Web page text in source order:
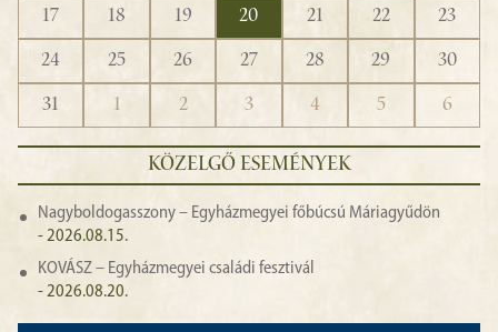
17
18 19 20 21 22
23
24
25 26 27 28 29
30
31
1 2 3 4 5 6
KÖZELGŐ ESEMÉNYEK
Nagyboldogasszony – Egyházmegyei főbúcsú Máriagyűdön
- 2026.08.15.
KOVÁSZ – Egyházmegyei családi fesztivál
- 2026.08.20.